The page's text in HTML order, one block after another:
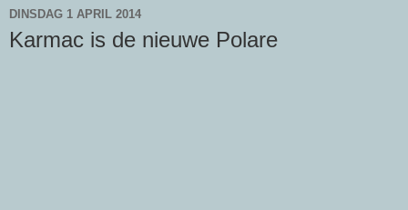
DINSDAG 1 APRIL 2014
Karmac is de nieuwe Polare